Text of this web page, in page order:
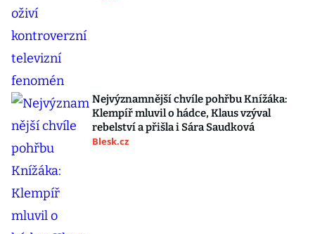
Nejvýznamnější chvíle pohřbu Knížáka:
Klempíř mluvil o hádce, Klaus vzýval
rebelství a přišla i Sára Saudková
Blesk.cz